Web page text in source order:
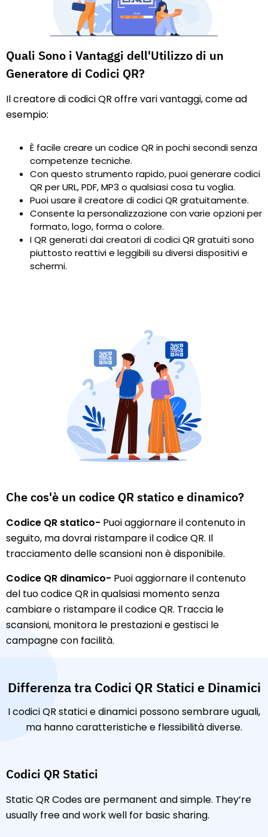
Quali Sono i Vantaggi dell'Utilizzo di un
Generatore di Codici QR?
Il creatore di codici QR offre vari vantaggi, come ad
esempio:
È facile creare un codice QR in pochi secondi senza
competenze tecniche.
Con questo strumento rapido, puoi generare codici
QR per URL, PDF, MP3 o qualsiasi cosa tu voglia.
Puoi usare il creatore di codici QR gratuitamente.
Consente la personalizzazione con varie opzioni per
formato, logo, forma o colore.
I QR generati dai creatori di codici QR gratuiti sono
piuttosto reattivi e leggibili su diversi dispositivi e
schermi.
Che cos'è un codice QR statico e dinamico?
Codice QR statico- Puoi aggiornare il contenuto in
seguito, ma dovrai ristampare il codice QR. Il
tracciamento delle scansioni non è disponibile.
Codice QR dinamico- Puoi aggiornare il contenuto
del tuo codice QR in qualsiasi momento senza
cambiare o ristampare il codice QR. Traccia le
scansioni, monitora le prestazioni e gestisci le
campagne con facilità.
Differenza tra Codici QR Statici e Dinamici
I codici QR statici e dinamici possono sembrare uguali,
ma hanno caratteristiche e flessibilità diverse.
Codici QR Statici
Static QR Codes are permanent and simple. They’re
usually free and work well for basic sharing.